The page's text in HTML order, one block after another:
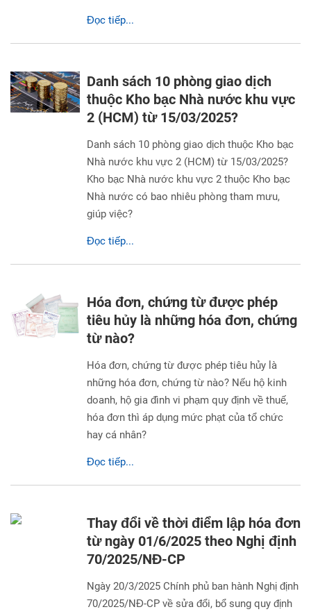
Đọc tiếp...
Danh sách 10 phòng giao dịch
thuộc Kho bạc Nhà nước khu vực
2 (HCM) từ 15/03/2025?
Danh sách 10 phòng giao dịch thuộc Kho bạc
Nhà nước khu vực 2 (HCM) từ 15/03/2025?
Kho bạc Nhà nước khu vực 2 thuộc Kho bạc
Nhà nước có bao nhiêu phòng tham mưu,
giúp việc?
Đọc tiếp...
Hóa đơn, chứng từ được phép
tiêu hủy là những hóa đơn, chứng
từ nào?
Hóa đơn, chứng từ được phép tiêu hủy là
những hóa đơn, chứng từ nào? Nếu hộ kinh
doanh, hộ gia đình vi phạm quy định về thuế,
hóa đơn thì áp dụng mức phạt của tổ chức
hay cá nhân?
Đọc tiếp...
Thay đổi về thời điểm lập hóa đơn
từ ngày 01/6/2025 theo Nghị định
70/2025/NĐ-CP
Ngày 20/3/2025 Chính phủ ban hành Nghị định
70/2025/NĐ-CP về sửa đổi, bổ sung quy định